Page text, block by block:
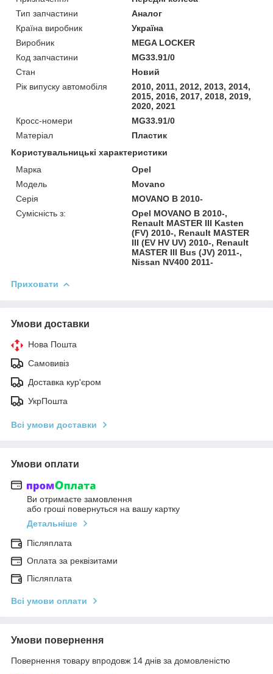
Тип запчастини
Аналог
Країна виробник
Україна
Виробник
MEGA LOCKER
Код запчастини
MG33.91/0
Стан
Новий
Рік випуску автомобіля
2010, 2011, 2012, 2013, 2014,
2015, 2016, 2017, 2018, 2019,
2020, 2021
Кросс-номери
MG33.91/0
Матеріал
Пластик
Користувальницькі характеристики
Марка
Opel
Модель
Movano
Серія
MOVANO B 2010-
Сумісність з:
Opel MOVANO B 2010-,
Renault MASTER III Kasten
(FV) 2010-, Renault MASTER
III (EV HV UV) 2010-, Renault
MASTER III Bus (JV) 2011-,
Nissan NV400 2011-
Приховати
Умови доставки
Нова Пошта
Самовивіз
Доставка кур'єром
УкрПошта
Всі умови доставки
Умови оплати
Ви отримаєте замовлення
або гроші повернуться на вашу картку
Детальніше
Післяплата
Оплата за реквізитами
Післяплата
Всі умови оплати
Умови повернення
Повернення товару впродовж 14 днів за домовленістю